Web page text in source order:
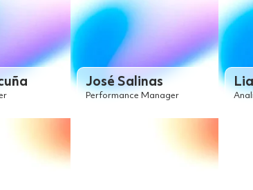
José Salinas
Performance Manager